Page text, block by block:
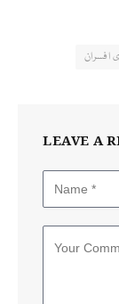
افسران
LEAVE A